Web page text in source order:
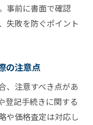
事前に書面で確認
失敗を防ぐポイント
の注意点
、注意すべき点があ
登記手続きに関する
や価格査定は対応し